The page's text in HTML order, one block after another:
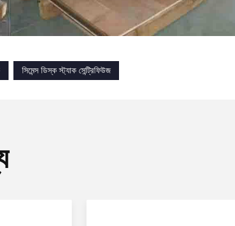
সিমেন্স ডিস্ক স্ট্যাক সেন্ট্রিফিউজ